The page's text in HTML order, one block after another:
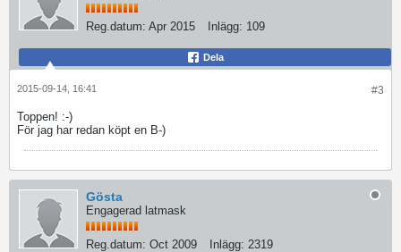
Reg.datum: Apr 2015 Inlägg: 109
Dela
#3
2015-09-14, 16:41
Toppen! :-)
För jag har redan köpt en B-)
Gösta
Engagerad latmask
Reg.datum: Oct 2009 Inlägg: 2319